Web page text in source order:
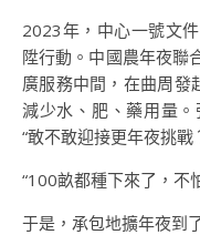
2023年，中心一號文
陞行動。中國農年夜聯
廣服務中間，在曲周發
減少水、肥、藥用量
“敢不敢迎接更年夜挑戰
“100畝都種下來了，不
于是，承包地擴年夜到